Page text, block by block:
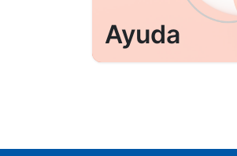
Ayuda